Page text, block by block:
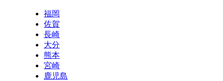
福岡
佐賀
長崎
大分
熊本
宮崎
鹿児島